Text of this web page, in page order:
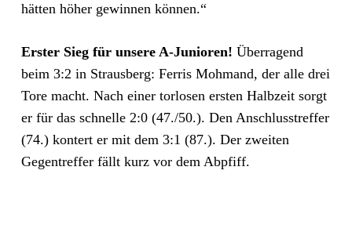
hätten höher gewinnen können.“
Erster Sieg für unsere A-Junioren! Überragend
beim 3:2 in Strausberg: Ferris Mohmand, der alle drei
Tore macht. Nach einer torlosen ersten Halbzeit sorgt
er für das schnelle 2:0 (47./50.). Den Anschlusstreffer
(74.) kontert er mit dem 3:1 (87.). Der zweiten
Gegentreffer fällt kurz vor dem Abpfiff.